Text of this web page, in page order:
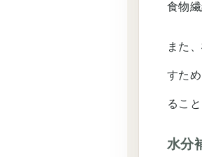
食物
また
すた
るこ
水分